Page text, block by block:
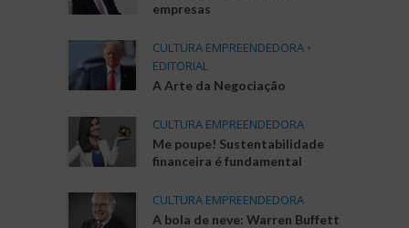
empresas
CULTURA EMPREENDEDORA •
EDITORIAL
A Arte da Negociação
CULTURA EMPREENDEDORA
Me poupe! Sustentabilidade
financeira é fundamental
CULTURA EMPREENDEDORA
A bola de neve: Warren Buffett